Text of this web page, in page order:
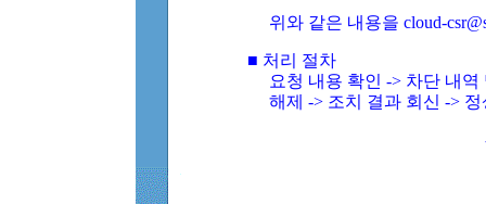
위와 같은 내용을 cloud-
■ 처리 절차
요청 내용 확인 -> 차단 내
해제 -> 조치 결과 회신 ->